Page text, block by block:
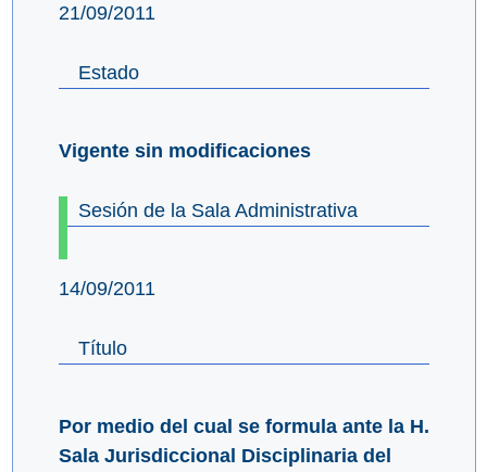
21/09/2011
Estado
Vigente sin modificaciones
Sesión de la Sala Administrativa
14/09/2011
Título
Por medio del cual se formula ante la H.
Sala Jurisdiccional Disciplinaria del